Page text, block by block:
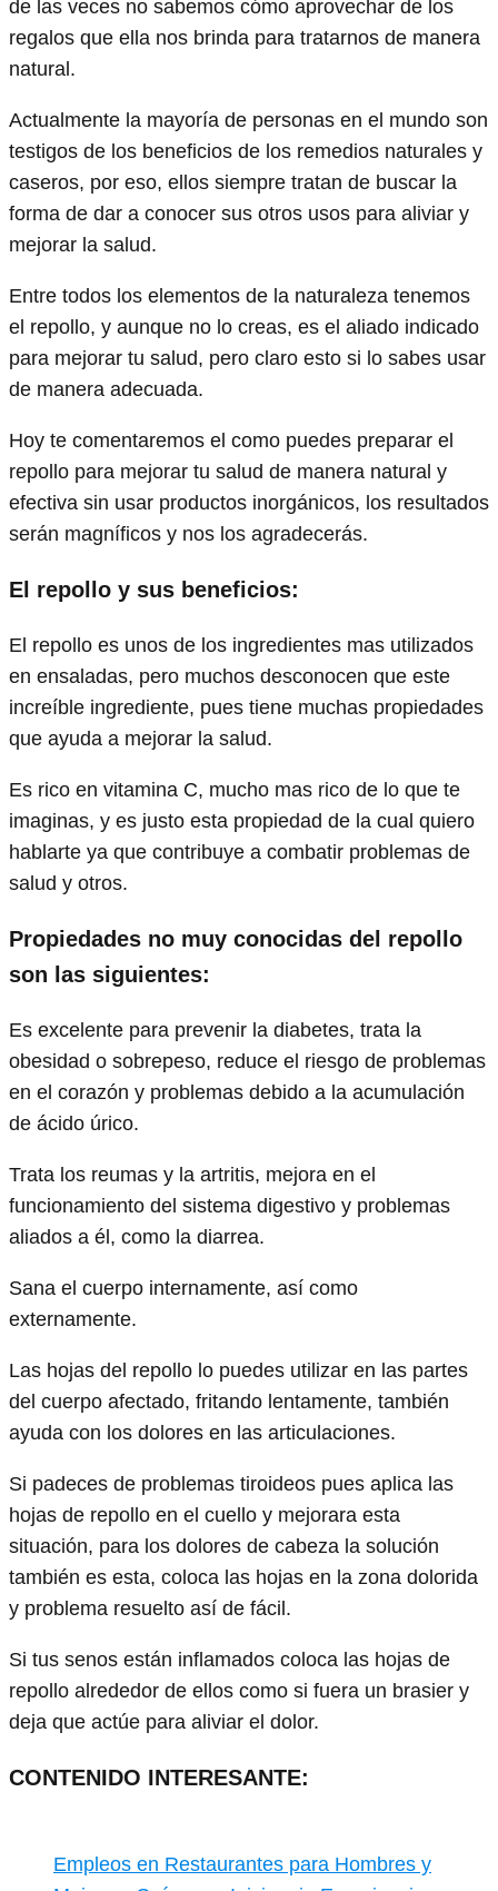
de las veces no sabemos cómo aprovechar de los
regalos que ella nos brinda para tratarnos de manera
natural.
Actualmente la mayoría de personas en el mundo son
testigos de los beneficios de los remedios naturales y
caseros, por eso, ellos siempre tratan de buscar la
forma de dar a conocer sus otros usos para aliviar y
mejorar la salud.
Entre todos los elementos de la naturaleza tenemos
el repollo, y aunque no lo creas, es el aliado indicado
para mejorar tu salud, pero claro esto si lo sabes usar
de manera adecuada.
Hoy te comentaremos el como puedes preparar el
repollo para mejorar tu salud de manera natural y
efectiva sin usar productos inorgánicos, los resultados
serán magníficos y nos los agradecerás.
El repollo y sus beneficios:
El repollo es unos de los ingredientes mas utilizados
en ensaladas, pero muchos desconocen que este
increíble ingrediente, pues tiene muchas propiedades
que ayuda a mejorar la salud.
Es rico en vitamina C, mucho mas rico de lo que te
imaginas, y es justo esta propiedad de la cual quiero
hablarte ya que contribuye a combatir problemas de
salud y otros.
Propiedades no muy conocidas del repollo
son las siguientes:
Es excelente para prevenir la diabetes, trata la
obesidad o sobrepeso, reduce el riesgo de problemas
en el corazón y problemas debido a la acumulación
de ácido úrico.
Trata los reumas y la artritis, mejora en el
funcionamiento del sistema digestivo y problemas
aliados a él, como la diarrea.
Sana el cuerpo internamente, así como
externamente.
Las hojas del repollo lo puedes utilizar en las partes
del cuerpo afectado, fritando lentamente, también
ayuda con los dolores en las articulaciones.
Si padeces de problemas tiroideos pues aplica las
hojas de repollo en el cuello y mejorara esta
situación, para los dolores de cabeza la solución
también es esta, coloca las hojas en la zona dolorida
y problema resuelto así de fácil.
Si tus senos están inflamados coloca las hojas de
repollo alrededor de ellos como si fuera un brasier y
deja que actúe para aliviar el dolor.
CONTENIDO INTERESANTE:
Empleos en Restaurantes para Hombres y